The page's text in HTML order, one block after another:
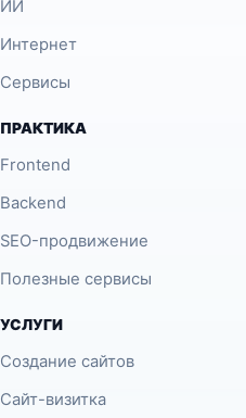
ИИ
Интернет
Сервисы
ПРАКТИКА
Frontend
Backend
SEO-продвижение
Полезные сервисы
УСЛУГИ
Создание сайтов
Сайт-визитка